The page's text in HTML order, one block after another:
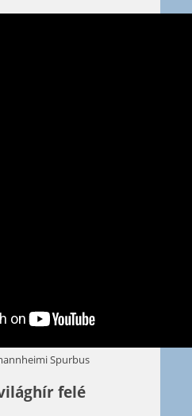
Spurbus
felé